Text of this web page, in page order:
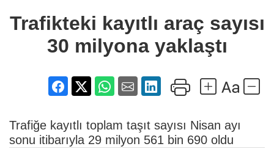
sayısı 30
milyona
yaklaştı
Trafikteki kayıtlı araç sayısı
30 milyona yaklaştı
Trafiğe kayıtlı toplam taşıt sayısı Nisan ayı
sonu itibarıyla 29 milyon 561 bin 690 oldu